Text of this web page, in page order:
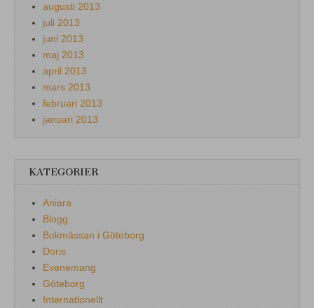
augusti 2013
juli 2013
juni 2013
maj 2013
april 2013
mars 2013
februari 2013
januari 2013
KATEGORIER
Aniara
Blogg
Bokmässan i Göteborg
Doris
Evenemang
Göteborg
Internationellt